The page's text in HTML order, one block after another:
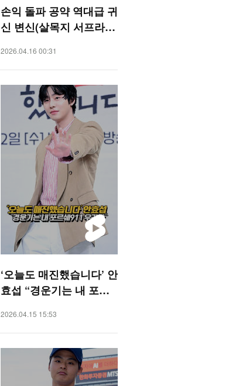
손익 돌파 공약 역대급 귀
신 변신(살목지 서프라이
숏폼]
2026.04.16 00:31
‘오늘도 매진했습니다’ 안
효섭 “경운기는 내 포르
숏폼]
2026.04.15 15:53